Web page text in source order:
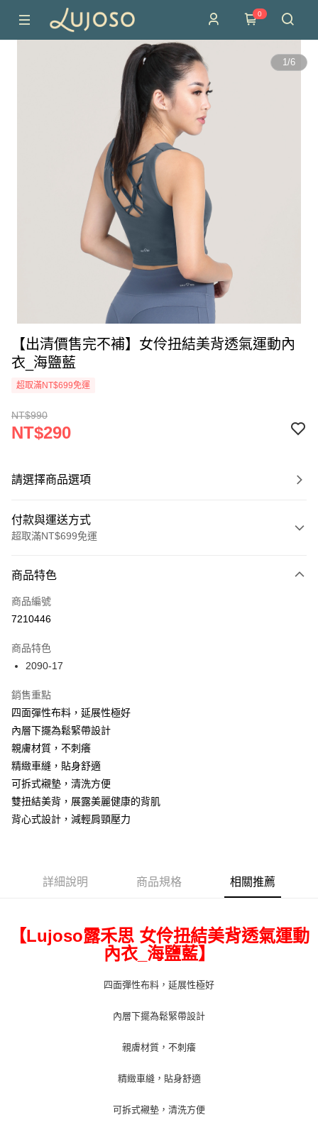
0
1/6
【出清價售完不補】女伶扭結美背透氣運動內
衣_海鹽藍
超取滿NT$699免運
NT$990
NT$290
請選擇商品選項
付款與運送方式
超取滿NT$699免運
信用卡一次付款
超商取貨付款
Apple Pay
街口支付
悠遊付
ATM付款
全家取貨付款
每筆NT$80，滿NT$699(含以上)免運費
7-11取貨付款
付款後7-11取貨
每筆NT$80，滿NT$699(含以上)免運費
商品特色
商品編號
7210446
商品特色
2090-17
銷售重點
四面彈性布料，延展性極好
內層下擺為鬆緊帶設計
親膚材質，不刺癢
精緻車縫，貼身舒適
可拆式襯墊，清洗方便
雙扭結美背，展露美麗健康的背肌
背心式設計，減輕肩頸壓力
詳細說明 商品規格 相關推薦
【Lujoso露禾思 女伶扭結美背透氣運動
內衣_海鹽藍】
四面彈性布料，延展性極好
內層下擺為鬆緊帶設計
親膚材質，不刺癢
精緻車縫，貼身舒適
可拆式襯墊，清洗方便